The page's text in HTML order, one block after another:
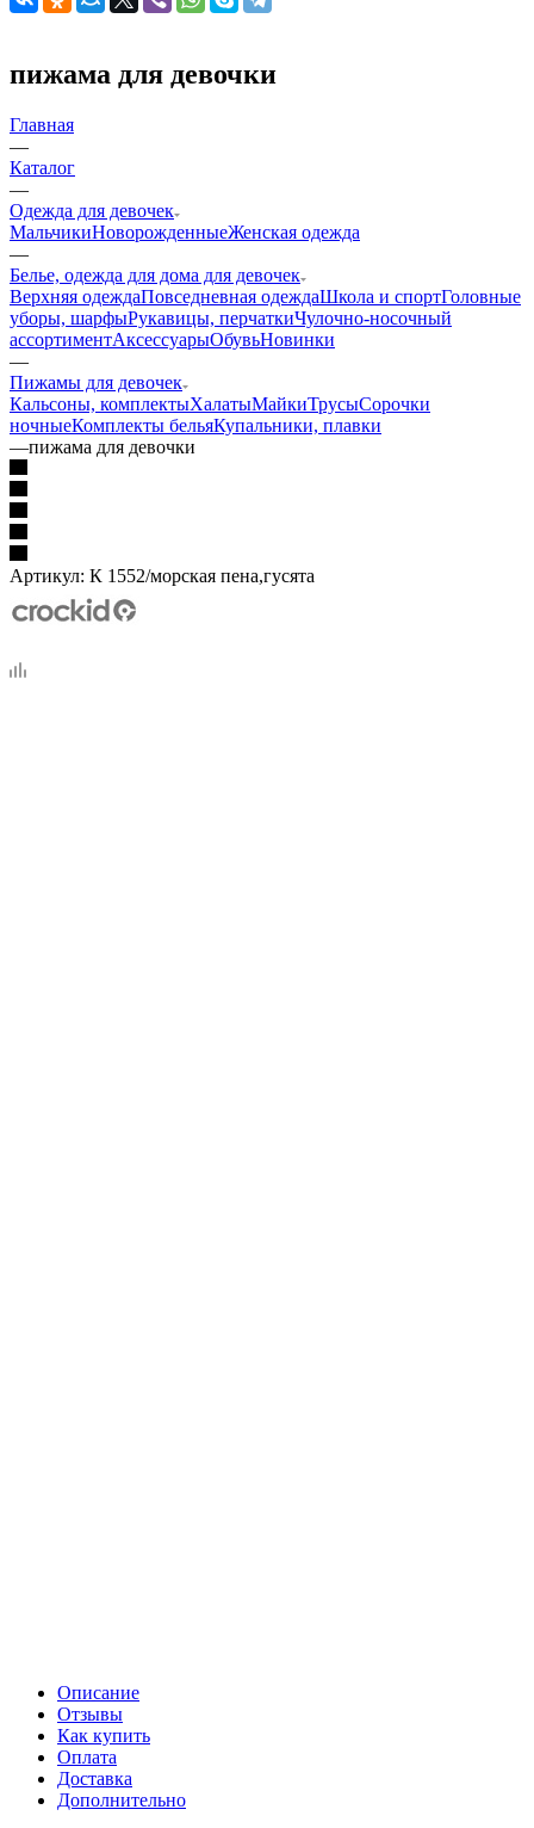
пижама для девочки
Главная
—
Каталог
—
Одежда для девочек
МальчикиНоворожденныеЖенская одежда
—
Белье, одежда для дома для девочек
Верхняя одеждаПовседневная одеждаШкола и спортГоловные
уборы, шарфыРукавицы, перчаткиЧулочно-носочный
ассортиментАксессуарыОбувьНовинки
—
Пижамы для девочек
Кальсоны, комплектыХалатыМайкиТрусыСорочки
ночныеКомплекты бельяКупальники, плавки
—пижама для девочки
Артикул: К 1552/морская пена,гусята
Описание
Отзывы
Как купить
Оплата
Доставка
Дополнительно